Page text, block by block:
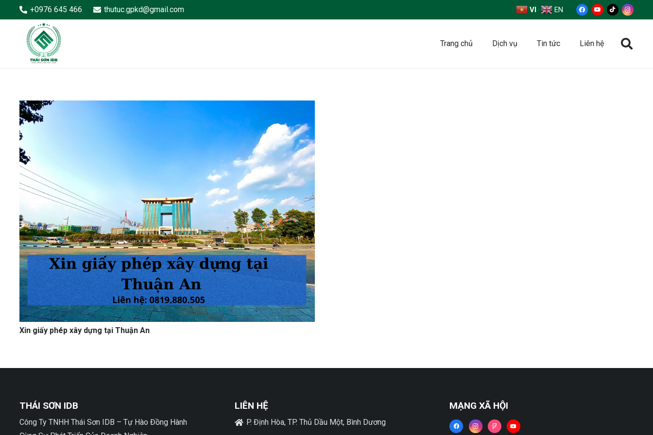
+0976 645 466 thutuc.gpkd@gmail.com VI EN
Trang chủ Dịch vụ Tin tức Liên hệ
Xin giấy phép xây dựng tại Thuận An
THÁI SƠN IDB
Công Ty TNHH Thái Sơn IDB – Tự Hào Đồng Hành
LIÊN HỆ
P. Định Hòa, TP. Thủ Dầu Một, Bình Dương
MẠNG XÃ HỘI